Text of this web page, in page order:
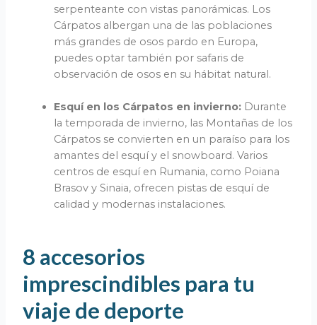
serpenteante con vistas panorámicas. Los
Cárpatos albergan una de las poblaciones
más grandes de osos pardo en Europa,
puedes optar también por safaris de
observación de osos en su hábitat natural.
Esquí en los Cárpatos en invierno: Durante
la temporada de invierno, las Montañas de los
Cárpatos se convierten en un paraíso para los
amantes del esquí y el snowboard. Varios
centros de esquí en Rumania, como Poiana
Brasov y Sinaia, ofrecen pistas de esquí de
calidad y modernas instalaciones.
8 accesorios
imprescindibles para tu
viaje de deporte​